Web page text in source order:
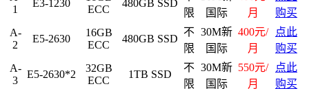
1
E3-1230
ECC
480GB SSD
限
国际
月
购买
A-
2
E5-2630
16GB
ECC
480GB SSD
不
限
30M新
国际
400元/
月
点此
购买
A-
3
E5-2630*2
32GB
ECC
1TB SSD
不
限
30M新
国际
550元/
月
点此
购买